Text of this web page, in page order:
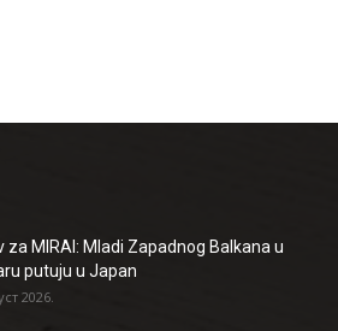
za MIRAI: Mladi Zapadnog Balkana u
putuju u Japan
2026.